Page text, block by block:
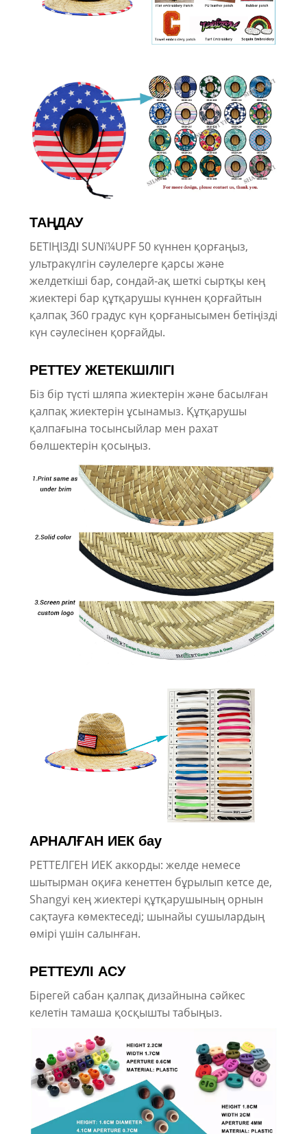
ТАҢДАУ
БЕТІҢІЗДІ SUNï¼UPF 50 күннен қорғаңыз,
ультракүлгін сәулелерге қарсы және
желдеткіші бар, сондай-ақ шеткі сыртқы кең
жиектері бар құтқарушы күннен қорғайтын
қалпақ 360 градус күн қорғанысымен бетіңізді
күн сәулесінен қорғайды.
РЕТТЕУ ЖЕТЕКШІЛІГІ
Біз бір түсті шляпа жиектерін және басылған
қалпақ жиектерін ұсынамыз. Құтқарушы
қалпағына тосынсыйлар мен рахат
бөлшектерін қосыңыз.
АРНАЛҒАН ИЕК бау
РЕТТЕЛГЕН ИЕК аккорды: желде немесе
шытырман оқиға кенеттен бұрылып кетсе де,
Shangyi кең жиектері құтқарушының орнын
сақтауға көмектеседі; шынайы сушылардың
өмірі үшін салынған.
РЕТТЕУЛІ АСУ
Бірегей сабан қалпақ дизайнына сәйкес
келетін тамаша қосқышты табыңыз.